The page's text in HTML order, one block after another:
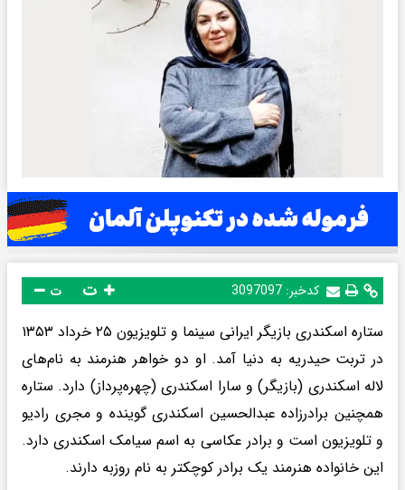
کدخبر: 3097097 ت
ستاره اسکندری بازیگر ایرانی سینما و تلویزیون ۲۵ خرداد ۱۳۵۳
در تربت حیدریه به دنیا آمد. او دو خواهر هنرمند به نام‌های
لاله اسکندری (بازیگر) و سارا اسکندری (چهره‌پرداز) دارد. ستاره
همچنین برادرزاده عبدالحسین اسکندری گوینده و مجری رادیو
و تلویزیون است و برادر عکاسی به اسم سیامک اسکندری دارد.
این خانواده هنرمند یک برادر کوچکتر به نام روزبه دارند.